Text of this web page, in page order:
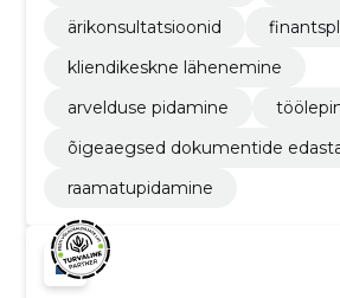
ärikonsultatsioonid
kliendikeskne lähenemine
arvelduse pidamine
õigeaegsed dokumentide
raamatupidamine